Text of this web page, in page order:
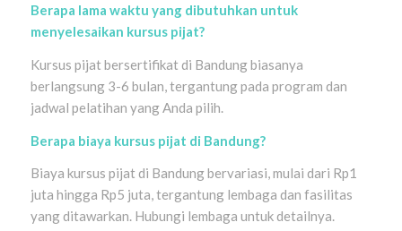
Berapa lama waktu yang dibutuhkan untuk
menyelesaikan kursus pijat?
Kursus pijat bersertifikat di Bandung biasanya
berlangsung 3-6 bulan, tergantung pada program dan
jadwal pelatihan yang Anda pilih.
Berapa biaya kursus pijat di Bandung?
Biaya kursus pijat di Bandung bervariasi, mulai dari Rp1
juta hingga Rp5 juta, tergantung lembaga dan fasilitas
yang ditawarkan. Hubungi lembaga untuk detailnya.